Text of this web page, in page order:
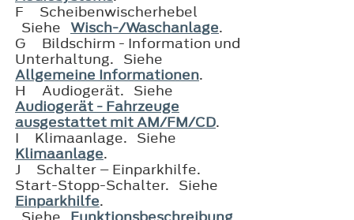
F
Scheibenwischerhebel
Siehe Wisch-/Waschanlage.
G
Bildschirm - Information und
Unterhaltung. Siehe
Allgemeine Informationen.
H
Audiogerät. Siehe
Audiogerät - Fahrzeuge
ausgestattet mit AM/FM/CD.
I
Klimaanlage. Siehe
Klimaanlage.
J
Schalter – Einparkhilfe.
Start-Stopp-Schalter. Siehe
Einparkhilfe.